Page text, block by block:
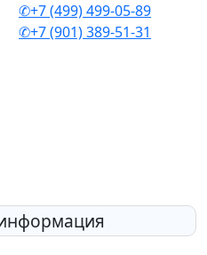
✆+7 (499) 499-05-89
✆+7 (901) 389-51-31